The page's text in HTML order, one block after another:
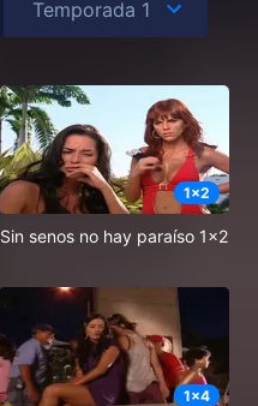
1x2
Sin senos no hay paraíso 1x2
1x4